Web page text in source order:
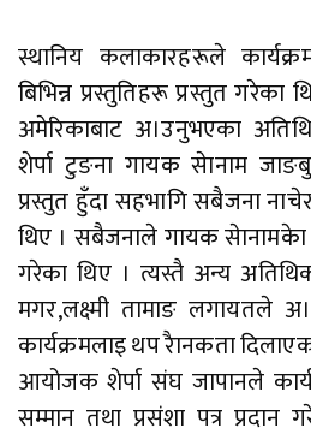
स्थानिय कलाकारहरूले
बिभिन्न प्रस्तुतिहरू प्रस्तुत
अमेरिकाबाट अ।उनुभएका
शेर्पा टुङना गायक सेानाम
प्रस्तुत हुँदा सहभागि सबैजना
थिए । सबैजनाले गायक
गरेका थिए । त्यस्तै अन्य
मगर,लक्ष्मी तामाङ लगायतले
कार्यक्रमलाइ थप रैानकता
आयोजक शेर्पा संघ जापानले
सम्मान तथा प्रसंशा पत्र प्रदान